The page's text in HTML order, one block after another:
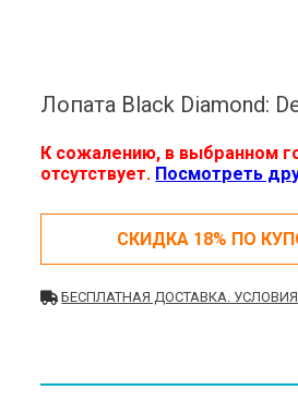
Лопата Black Diamond:
К сожалению, в выбранном
отсутствует. Посмотреть
СКИДКА 18% ПО
БЕСПЛАТНАЯ ДОСТАВКА. УСЛОВИЯ